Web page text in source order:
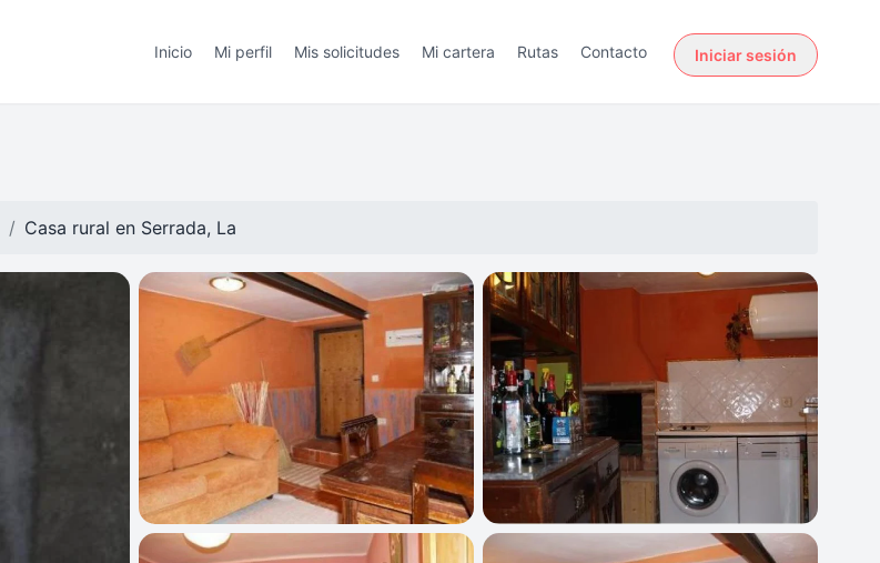
Inicio Mi perfil Mis solicitudes Mi cartera Rutas Contacto Iniciar sesión
Casa rural en Serrada, La